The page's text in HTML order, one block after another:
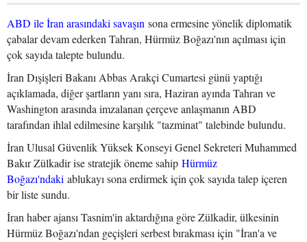
ABD ile İran arasındaki savaşın sona ermesine yönelik diplomatik
çabalar devam ederken Tahran, Hürmüz Boğazı'nın açılması için
çok sayıda talepte bulundu.
İran Dışişleri Bakanı Abbas Arakçi Cumartesi günü yaptığı
açıklamada, diğer şartların yanı sıra, Haziran ayında Tahran ve
Washington arasında imzalanan çerçeve anlaşmanın ABD
tarafından ihlal edilmesine karşılık "tazminat" talebinde bulundu.
İran Ulusal Güvenlik Yüksek Konseyi Genel Sekreteri Muhammed
Bakır Zülkadir ise stratejik öneme sahip Hürmüz
Boğazı'ndaki ablukayı sona erdirmek için çok sayıda talep içeren
bir liste sundu.
İran haber ajansı Tasnim'in aktardığına göre Zülkadir, ülkesinin
Hürmüz Boğazı'ndan geçişleri serbest bırakması için "İran'a ve